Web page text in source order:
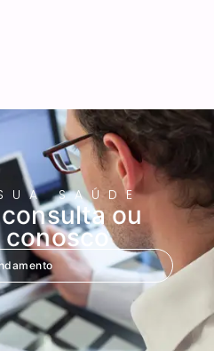
SAÚDE
ou
conosco